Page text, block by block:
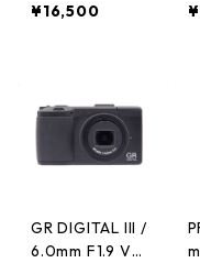
2 Nikon ニコン
¥16,500
GR DIGITAL III /
6.0mm F1.9 VC